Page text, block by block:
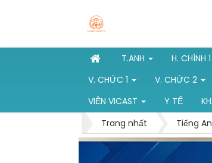
T.ANH H. CHÍNH 1
V. CHỨC 1
V. CHỨC 2
VIỆN VICAST
Y TẾ
Trang nhất
Tiếng